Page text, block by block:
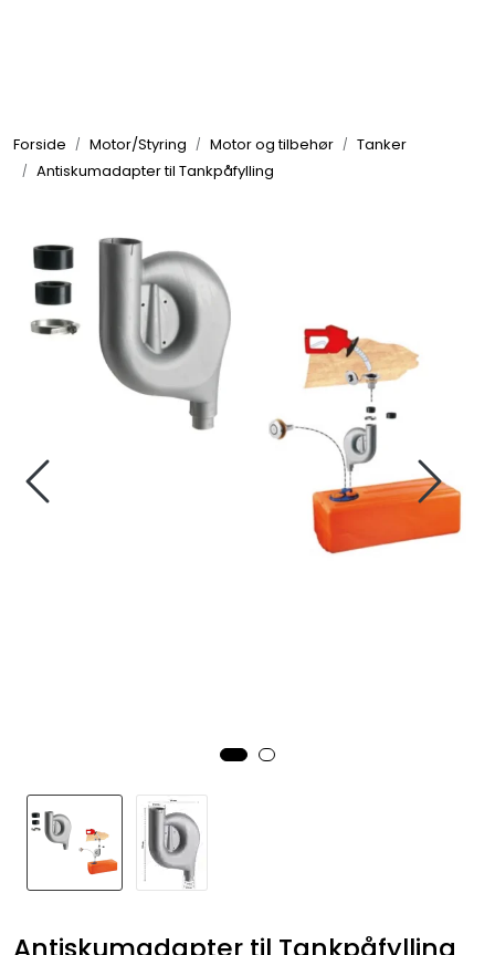
Forside Motor/Styring Motor og tilbehør
Tanker
Antiskumadapter til Tankpåfylling
Antiskumadapter til Tankpåfylling
Elektrisk
Komfort